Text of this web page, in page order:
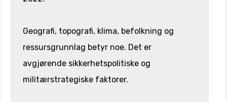
Geografi, topografi, klima, befolkning og
ressursgrunnlag betyr noe. Det er
avgjørende sikkerhetspolitiske og
militærstrategiske faktorer.